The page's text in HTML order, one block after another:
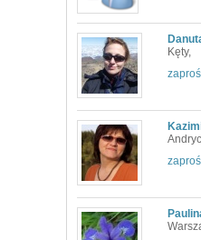
Kęty,
zaproś
zaproś